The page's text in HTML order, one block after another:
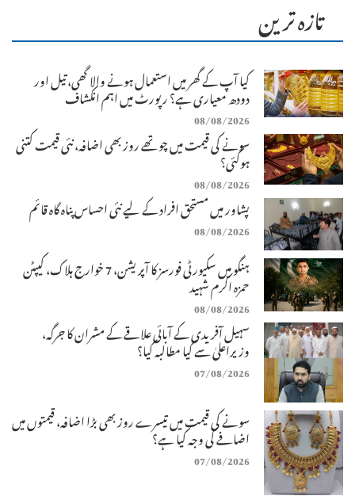
تازہ ترین
کیا آپ کے گھر میں استعمال ہونے والا گھی، تیل اور
دودھ معیاری ہے؟ رپورٹ میں اہم انکشاف
08/08/2026
سونے کی قیمت میں چوتھے روز بھی اضافہ، نئی قیمت کتنی
ہوگئی؟
08/08/2026
پشاور میں مستحق افراد کے لیے نئی احساس پناہ گاہ قائم
08/08/2026
ہنگو میں سکیورٹی فورسز کا آپریشن، 7 خوارج ہلاک، کیپٹن
حمزہ اکرم شہید
08/08/2026
سہیل آفریدی کے آبائی علاقے کے مشران کا جرگہ،
وزیراعلیٰ سے کیا مطالبہ کیا؟
07/08/2026
سونے کی قیمت میں تیسرے روز بھی بڑا اضافہ، قیمتوں میں
اضافے کی وجہ کیا ہے؟
07/08/2026